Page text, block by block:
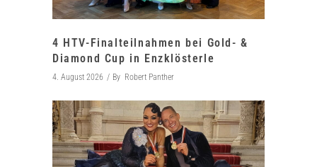
4 HTV-Finalteilnahmen bei Gold- &
Diamond Cup in Enzklösterle
4. August 2026 By Robert Panther